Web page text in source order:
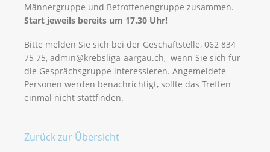
Männergruppe und Betroffenengruppe zusammen.
Start jeweils bereits um 17.30 Uhr!
Bitte melden Sie sich bei der Geschäftstelle, 062 834
75 75, admin@krebsliga-aargau.ch, wenn Sie sich für
die Gesprächsgruppe interessieren. Angemeldete
Personen werden benachrichtigt, sollte das Treffen
einmal nicht stattfinden.
Zurück zur Übersicht